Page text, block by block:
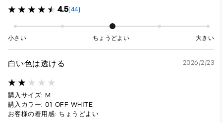
4.5(44)
小さい ちょうどよい 大きい
白い色は透ける 2026/2/23
購入サイズ: M
購入カラー: 01 OFF WHITE
お客様の着用感: ちょうどよい